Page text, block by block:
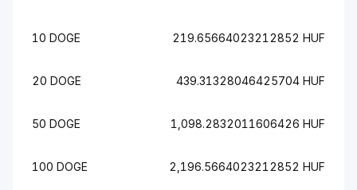
10 DOGE 219.65664023212852 HUF
20 DOGE 439.31328046425704 HUF
50 DOGE 1,098.2832011606426 HUF
100 DOGE 2,196.5664023212852 HUF